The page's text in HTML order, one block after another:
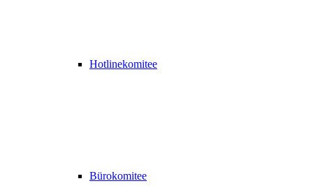
Hotlinekomitee
Bürokomitee